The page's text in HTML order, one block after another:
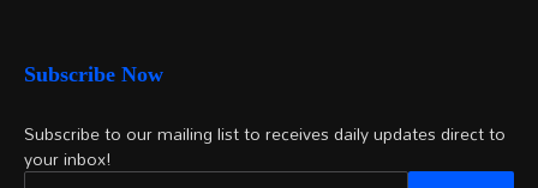
Subscribe Now
Subscribe to our mailing list to receives daily updates direct to
your inbox!